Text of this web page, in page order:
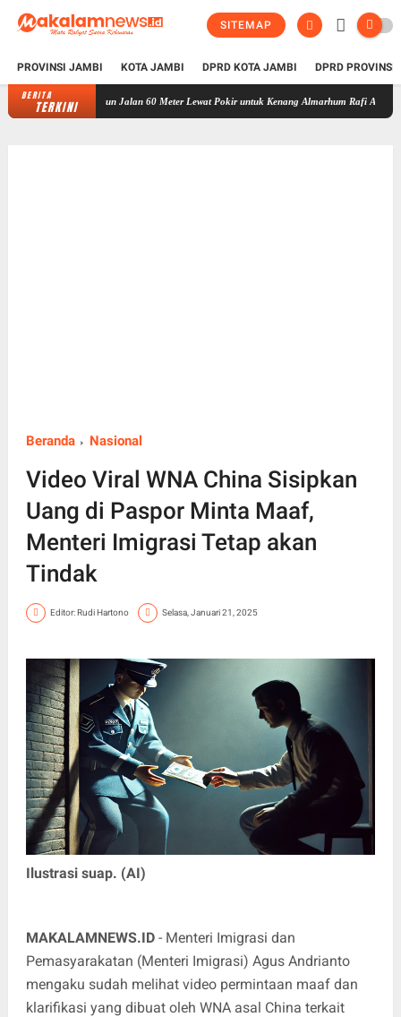
SITEMAP
PROVINSI JAMBI KOTA JAMBI DPRD KOTA JAMBI DPRD
BERITA
TERKINIWarga Simpang Rimbo Gelar Syukuran, Kemas Faried Bangun Jalan 60
Beranda Nasional
Video Viral WNA China Sisipkan
Uang di Paspor Minta Maaf,
Menteri Imigrasi Tetap akan
Tindak
Editor: Rudi Hartono Selasa, Januari 21, 2025
Ilustrasi suap. (AI)
MAKALAMNEWS.ID- Menteri Imigrasi dan
Pemasyarakatan (Menteri Imigrasi) Agus Andrianto
mengaku sudah melihat video permintaan maaf dan
klarifikasi yang dibuat oleh WNA asal China terkait